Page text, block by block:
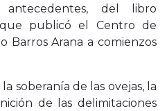
antecedentes, del libro
publicó el Centro de
Barros Arana a comienzos
soberanía de las ovejas, la
de las delimitaciones